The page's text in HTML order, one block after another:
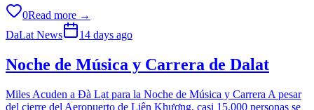
0Read more →
DaLat News
14 days ago
Noche de Música y Carrera de Dalat
Miles Acuden a Đà Lạt para la Noche de Música y Carrera A pesar
del cierre del Aeropuerto de Liên Khương, casi 15,000 personas se